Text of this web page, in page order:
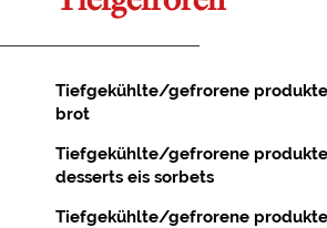
Tiefgekühlte/gefrorene produkte
brot
Tiefgekühlte/gefrorene produkte
desserts eis sorbets
Tiefgekühlte/gefrorene produkte